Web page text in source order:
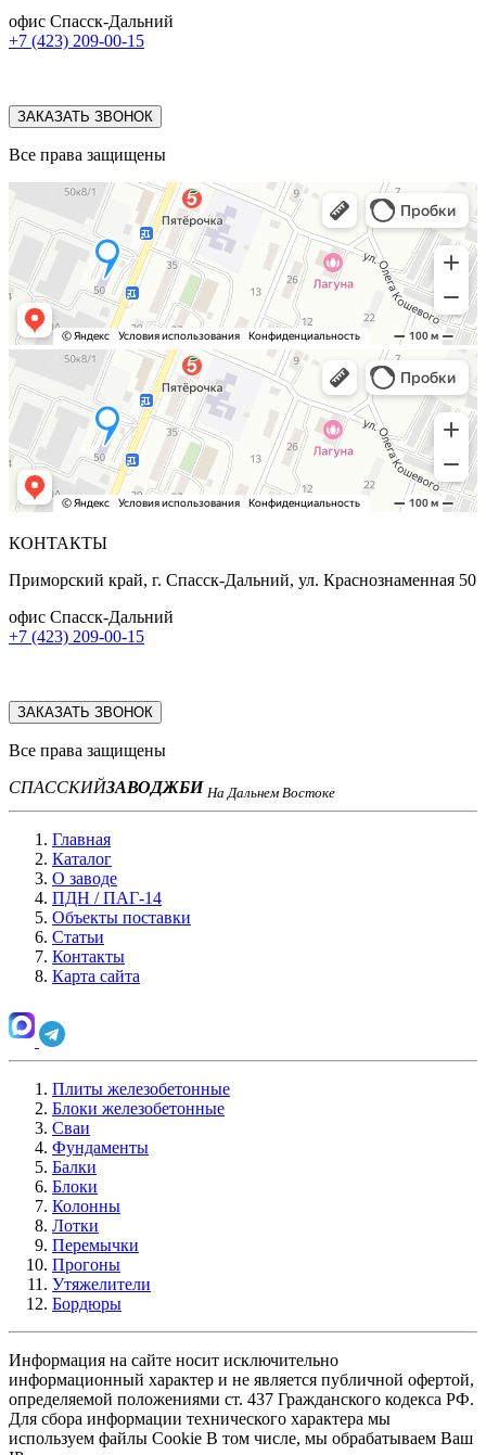
офис Спасск-Дальний
+7 (423) 209-00-15
ЗАКАЗАТЬ ЗВОНОК
Все права защищены
КОНТАКТЫ
Приморский край, г. Спасск-Дальний, ул. Краснознаменная 50
офис Спасск-Дальний
+7 (423) 209-00-15
ЗАКАЗАТЬ ЗВОНОК
Все права защищены
СПАССКИЙЗАВОДЖБИ На Дальнем Востоке
Главная
Каталог
О заводе
ПДН / ПАГ-14
Объекты поставки
Статьи
Контакты
Карта сайта
Плиты железобетонные
Блоки железобетонные
Сваи
Фундаменты
Балки
Блоки
Колонны
Лотки
Перемычки
Прогоны
Утяжелители
Бордюры
Информация на сайте носит исключительно
информационный характер и не является публичной офертой,
определяемой положениями ст. 437 Гражданского кодекса РФ.
Для сбора информации технического характера мы
используем файлы Cookie В том числе, мы обрабатываем Ваш